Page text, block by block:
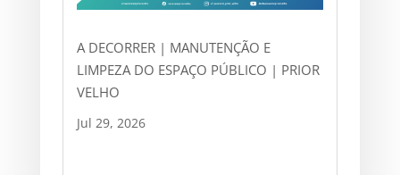
A DECORRER | MANUTENÇÃO E
LIMPEZA DO ESPAÇO PÚBLICO | PRIOR
VELHO
Jul 29, 2026